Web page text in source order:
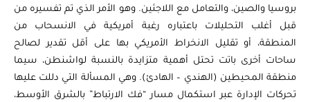
بروسيا والصين، والتعامل مع اللاجئين. وهو الأمر الذي تم تفسيره من
قبل أغلب التحليلات باعتباره رغبة أمريكية في الانسحاب من
المنطقة، أو تقليل الانخراط الأمريكي بها على أقل تقدير لصالح
ساحات أخرى باتت تحتل أهمية متزايدة بالنسبة لواشنطن، سيما
منطقة المحيطين (الهندي – الهادئ). وهي المسألة التي دللت عليها
تحركات الإدارة عبر استكمال مسار “فك الارتباط” بالشرق الأوسط،